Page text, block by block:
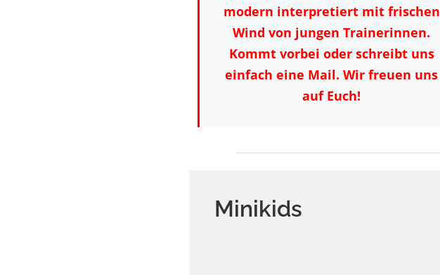
modern interpretiert mit frischen
Wind von jungen Trainerinnen.
Kommt vorbei oder schreibt uns
einfach eine Mail. Wir freuen uns
auf Euch!
Minikids